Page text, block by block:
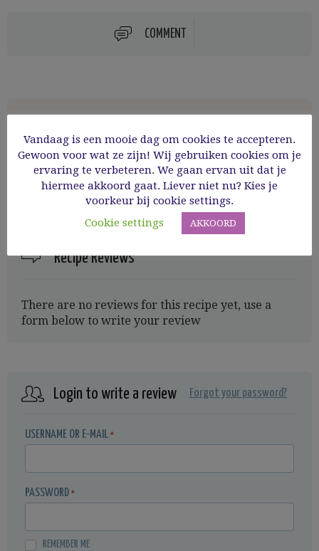
COMMENT
Inge
Recipe Reviews
There are no reviews for this recipe yet, use a
form below to write your review
Login to write a review Forgot your password?
USERNAME OR E-MAIL *
PASSWORD *
REMEMBER ME
Vandaag is een mooie dag om cookies te accepteren.
Gewoon voor wat ze zijn! Wij gebruiken cookies om je
ervaring te verbeteren. We gaan ervan uit dat je
hiermee akkoord gaat. Liever niet nu? Kies je
voorkeur bij cookie settings.
Cookie settings
AKKOORD